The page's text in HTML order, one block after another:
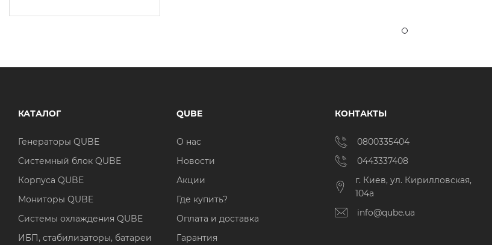
КАТАЛОГ
Генераторы QUBE
Системный блок QUBE
Корпуса QUBE
Мониторы QUBE
Системы охлаждения QUBE
ИБП, стабилизаторы, батареи
QUBE
О нас
Новости
Акции
Где купить?
Оплата и доставка
Гарантия
КОНТАКТЫ
0800335404
0443337408
г. Киев, ул. Кирилловская,
104а
info@qube.ua